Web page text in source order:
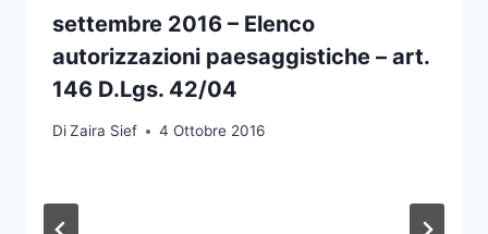
settembre 2016 – Elenco
autorizzazioni paesaggistiche – art.
146 D.Lgs. 42/04
DiZaira Sief 4 Ottobre 2016